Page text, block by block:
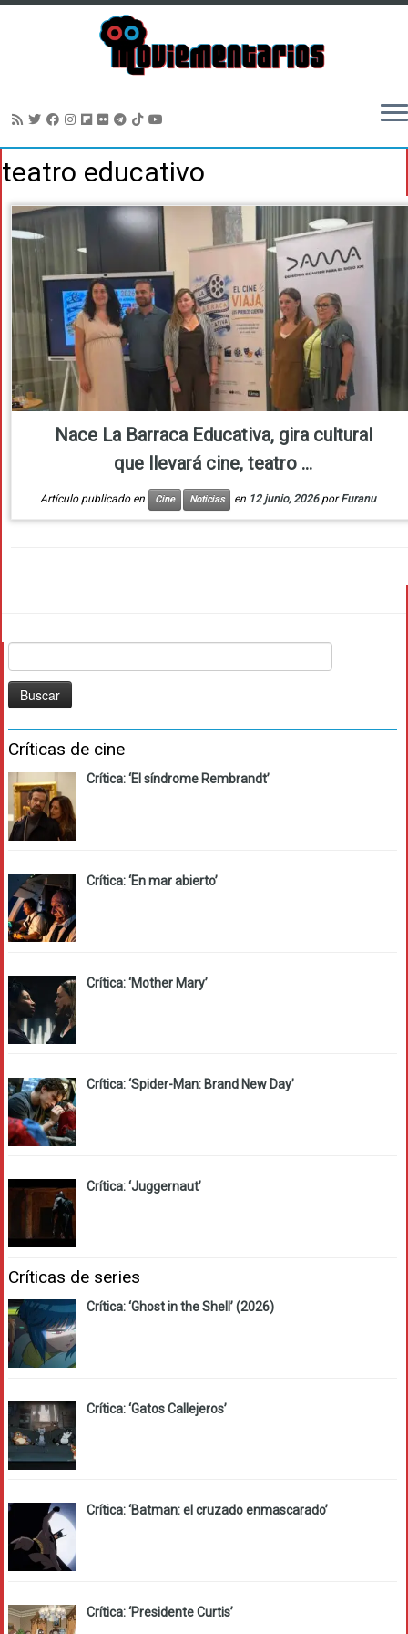
alteatro educativo
Nace La Barraca Educativa, gira cultural
que llevará cine, teatro ...
Artículo publicado en Cine Noticias en 12 junio, 2026 porFuranu
Críticas de cine
Crítica: ‘El síndrome Rembrandt’
Crítica: ‘En mar abierto’
Crítica: ‘Mother Mary’
Crítica: ‘Spider-Man: Brand New Day’
Crítica: ‘Juggernaut’
Críticas de series
Crítica: ‘Ghost in the Shell’ (2026)
Crítica: ‘Gatos Callejeros’
Crítica: ‘Batman: el cruzado enmascarado’
Crítica: ‘Presidente Curtis’